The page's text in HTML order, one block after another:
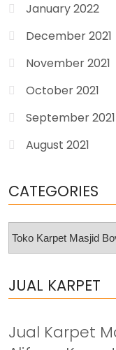
January 2022
December 2021
November 2021
October 2021
September 2021
August 2021
CATEGORIES
Categories
JUAL KARPET
Jual Karpet